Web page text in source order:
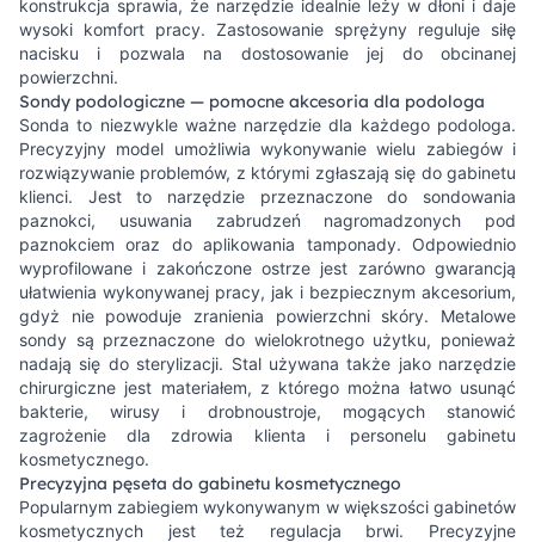
konstrukcja sprawia, że narzędzie idealnie leży w dłoni i daje
wysoki komfort pracy. Zastosowanie sprężyny reguluje siłę
nacisku i pozwala na dostosowanie jej do obcinanej
powierzchni.
Sondy podologiczne — pomocne akcesoria dla podologa
Sonda to niezwykle ważne narzędzie dla każdego podologa.
Precyzyjny model umożliwia wykonywanie wielu zabiegów i
rozwiązywanie problemów, z którymi zgłaszają się do gabinetu
klienci. Jest to narzędzie przeznaczone do sondowania
paznokci, usuwania zabrudzeń nagromadzonych pod
paznokciem oraz do aplikowania tamponady. Odpowiednio
wyprofilowane i zakończone ostrze jest zarówno gwarancją
ułatwienia wykonywanej pracy, jak i bezpiecznym akcesorium,
gdyż nie powoduje zranienia powierzchni skóry. Metalowe
sondy są przeznaczone do wielokrotnego użytku, ponieważ
nadają się do sterylizacji. Stal używana także jako narzędzie
chirurgiczne jest materiałem, z którego można łatwo usunąć
bakterie, wirusy i drobnoustroje, mogących stanowić
zagrożenie dla zdrowia klienta i personelu gabinetu
kosmetycznego.
Precyzyjna pęseta do gabinetu kosmetycznego
Popularnym zabiegiem wykonywanym w większości gabinetów
kosmetycznych jest też regulacja brwi. Precyzyjne